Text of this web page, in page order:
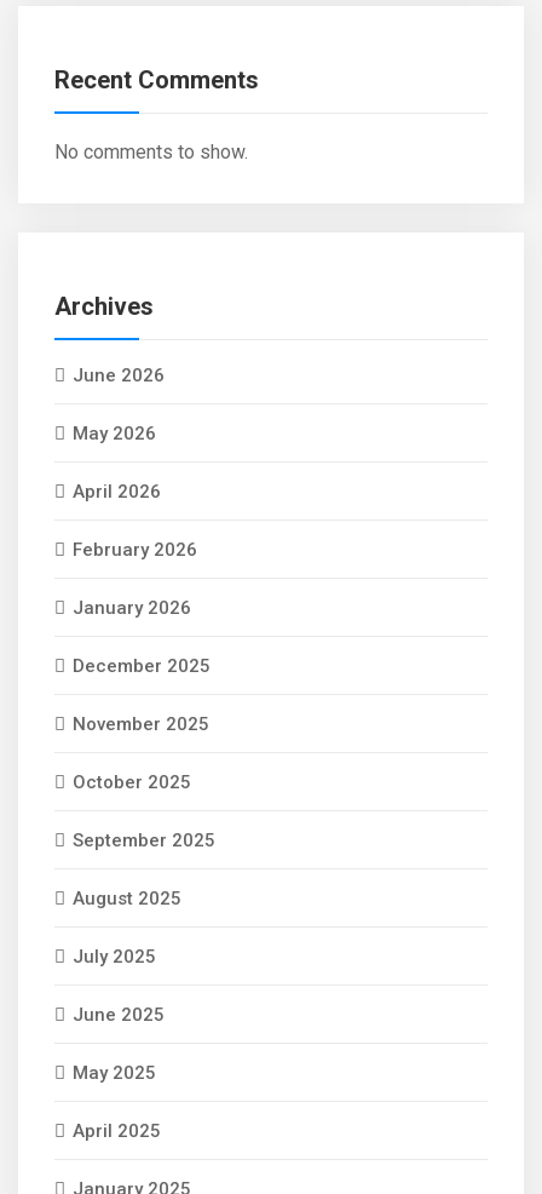
Recent Comments
No comments to show.
Archives
June 2026
May 2026
April 2026
February 2026
January 2026
December 2025
November 2025
October 2025
September 2025
August 2025
July 2025
June 2025
May 2025
April 2025
January 2025